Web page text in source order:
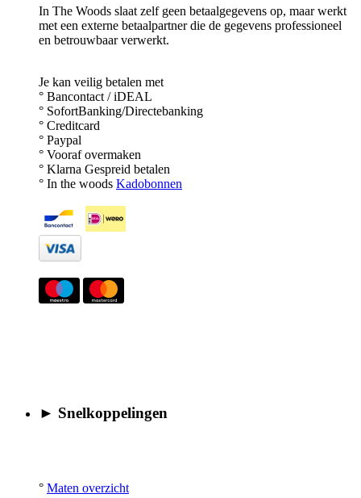
In The Woods slaat zelf geen betaalgegevens op, maar werkt
met een externe betaalpartner die de gegevens professioneel
en betrouwbaar verwerkt.
Je kan veilig betalen met
° Bancontact / iDEAL
° SofortBanking/Directebanking
° Creditcard
° Paypal
° Vooraf overmaken
° Klarna Gespreid betalen
° In the woods Kadobonnen
► Snelkoppelingen
° Maten overzicht